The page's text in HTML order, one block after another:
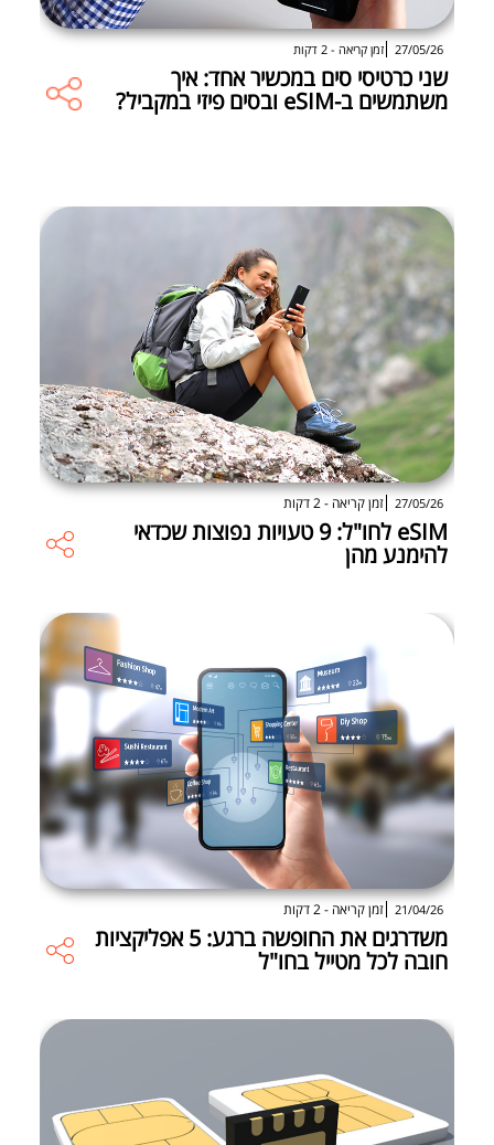
27/05/26 זמן קריאה - 2 דקות
שני כרטיסי סים במכשיר אחד: איך
משתמשים ב-eSIM ובסים פיזי במקביל?
27/05/26 זמן קריאה - 2 דקות
eSIM לחו"ל: 9 טעויות נפוצות שכדאי
להימנע מהן
21/04/26 זמן קריאה - 2 דקות
משדרגים את החופשה ברגע: 5 אפליקציות
חובה לכל מטייל בחו"ל